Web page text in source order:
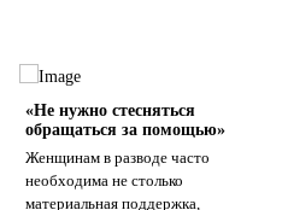
«Не нужно стесняться
обращаться за помощью»
Женщинам в разводе часто
необходима не столько
материальная поддержка,